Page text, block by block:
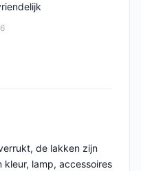
de lakken zijn
lamp, accessoires